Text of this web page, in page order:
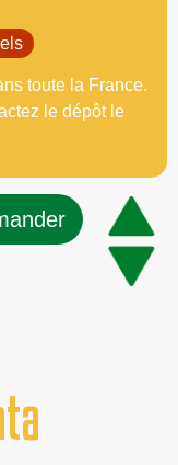
toute la France.
le dépôt le